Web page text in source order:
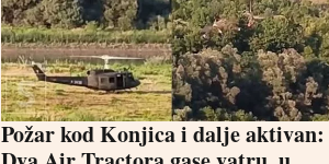
Požar kod Konjica i dalje aktivan: